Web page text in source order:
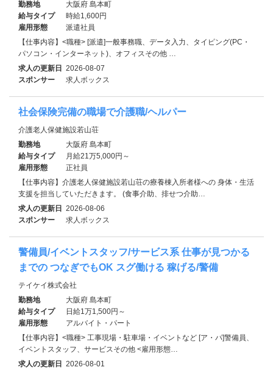
勤務地
大阪府 島本町
給与タイプ
時給1,600円
雇用形態
派遣社員
【仕事内容】<職種> [派遣]一般事務職、データ入力、タイピング(PC・
パソコン・インターネット)、オフィスその他 …
求人の更新日 2026-08-07
スポンサー
求人ボックス
社会保険完備の職場で介護職/ヘルパー
介護老人保健施設若山荘
勤務地
大阪府 島本町
給与タイプ
月給21万5,000円～
雇用形態
正社員
【仕事内容】介護老人保健施設若山荘の療養棟入所者様への 身体・生活
支援を担当していただきます。 (食事介助、排せつ介助…
求人の更新日 2026-08-06
スポンサー
求人ボックス
警備員/イベントスタッフ/サービス系 仕事が見つかる
までの つなぎでもOK スグ働ける 稼げる/警備
テイケイ株式会社
勤務地
大阪府 島本町
給与タイプ
日給1万1,500円～
雇用形態
アルバイト・パート
【仕事内容】<職種> 工事現場・駐車場・イベントなど [ア・パ]警備員、
イベントスタッフ、サービスその他 <雇用形態…
求人の更新日 2026-08-01